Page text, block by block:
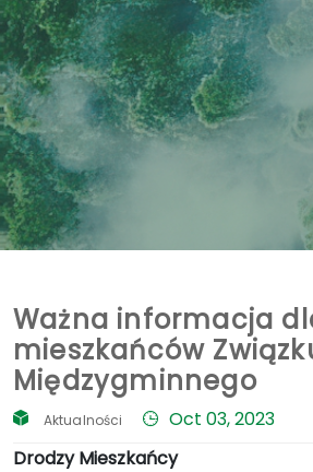
Ważna informacja
mieszkańców
Międzygminnego
Aktualności
Oct 03, 2023
Drodzy Mieszkańcy